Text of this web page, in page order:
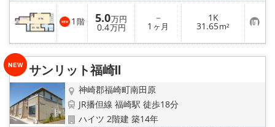
1 階 5.0万円
0.4万円
－
1 ヶ月
1K
31.65m² お
気
に
り
サンリット福崎Ⅱ
神崎郡福崎町南田原
JR播但線 福崎駅 徒歩18分
ハイツ 2階建 築14年